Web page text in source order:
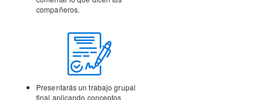
compañeros.
Presentarás un trabajo grupal
final aplicando conceptos